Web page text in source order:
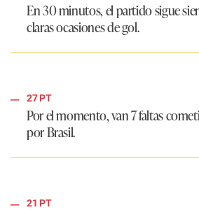
En 30 minutos, el partido sigue
claras ocasiones de gol.
27 PT
Por el momento, van 7 faltas
por Brasil.
21 PT